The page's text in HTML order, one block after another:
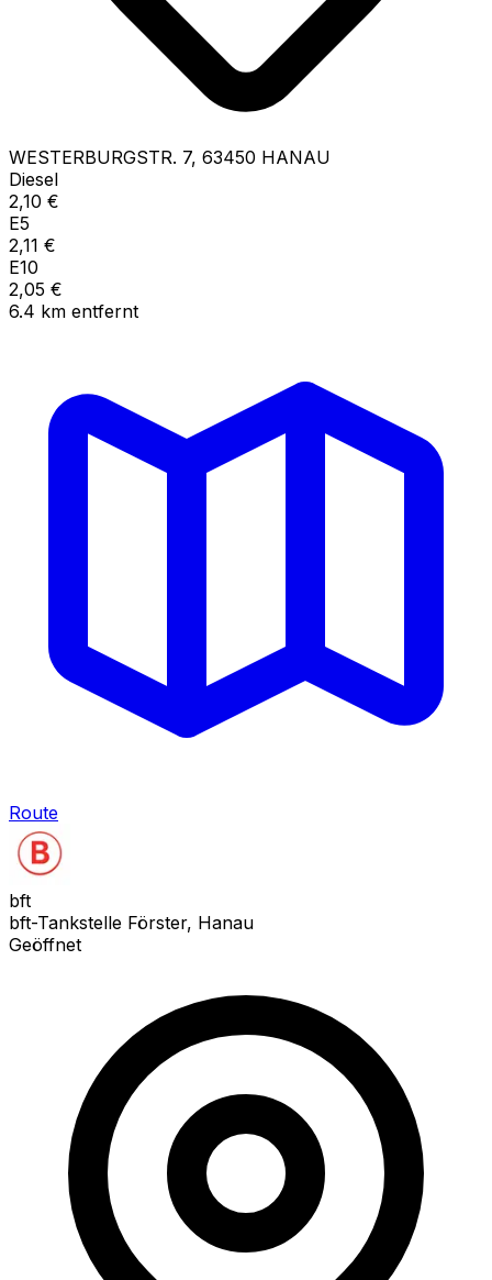
WESTERBURGSTR. 7, 63450 HANAU
Diesel
2,10 €
E5
2,11 €
E10
2,05 €
6.4 km entfernt
Route
bft
bft-Tankstelle Förster, Hanau
Geöffnet